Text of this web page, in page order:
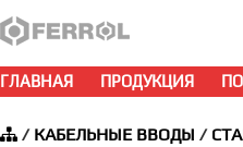
ГЛАВНАЯ ПРОДУКЦИЯ
/ КАБЕЛЬНЫЕ ВВОДЫ /